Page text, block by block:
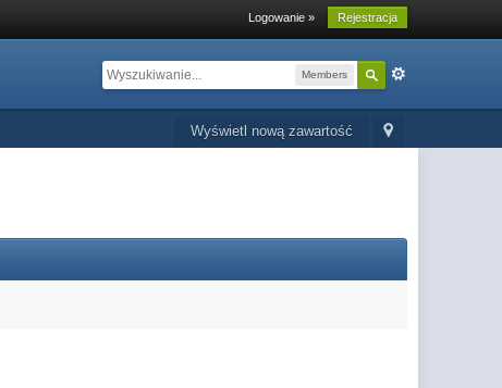
Logowanie » Rejestracja
Members
Wyświetl nową zawartość